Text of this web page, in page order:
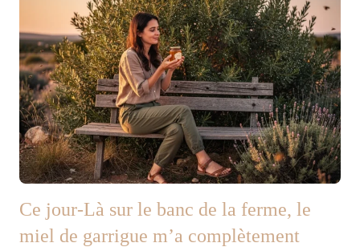
Ce jour-Là sur le banc de la ferme, le
miel de garrigue m’a complètement